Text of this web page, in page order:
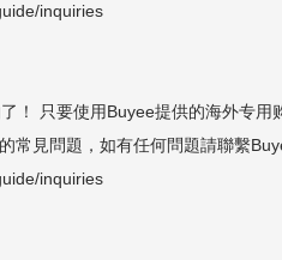
inquiries
！ 只要使用Buyee提供的海外专
常見問題，如有任何問題請聯繫
inquiries